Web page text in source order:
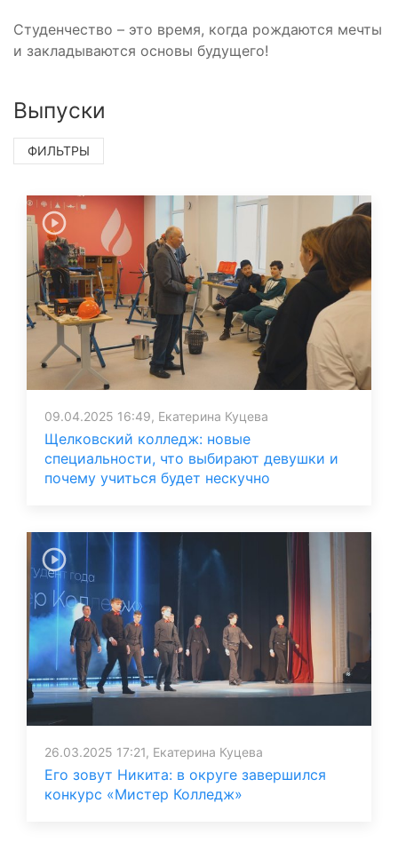
Студенчество – это время, когда рождаются мечты
и закладываются основы будущего!
Выпуски
ФИЛЬТРЫ
09.04.2025 16:49, Екатерина Куцева
Щелковский колледж: новые
специальности, что выбирают девушки и
почему учиться будет нескучно
26.03.2025 17:21, Екатерина Куцева
Его зовут Никита: в округе завершился
конкурс «Мистер Колледж»